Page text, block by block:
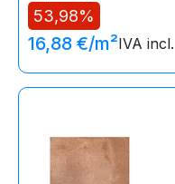
53,98%
16,88 €/m²IVA incl.